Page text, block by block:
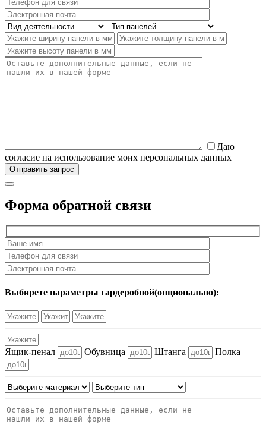
Даю
согласие на использование моих персональных данных
Форма обратной связи
Выбирете параметры гардеробной(опционально):
Ящик-пенал Обувница Штанга Полка